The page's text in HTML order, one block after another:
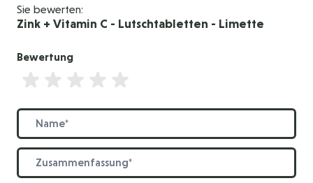
Sie bewerten:
Zink + Vitamin C - Lutschtabletten - Limette
Bewertung
Bewertung
Name
Zusammenfassung